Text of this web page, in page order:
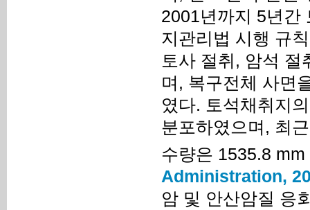
2001년까지 5년간
지관리법 시행 규
토사 절취, 암석
며, 복구전체 사면
였다. 토석채취지
분포하였으며, 최
수량은 1535.8 mm
Administration,
암 및 안산암질 응